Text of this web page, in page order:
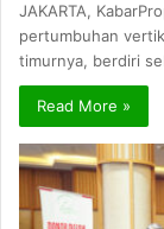
JAKARTA,
pertumbuhan
timurnya, berdiri
Read More »